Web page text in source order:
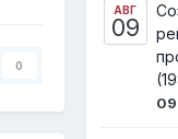
0
АВГ
09